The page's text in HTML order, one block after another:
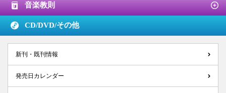
音楽教則
CD/DVD/その他
新刊・既刊情報
発売日カレンダー